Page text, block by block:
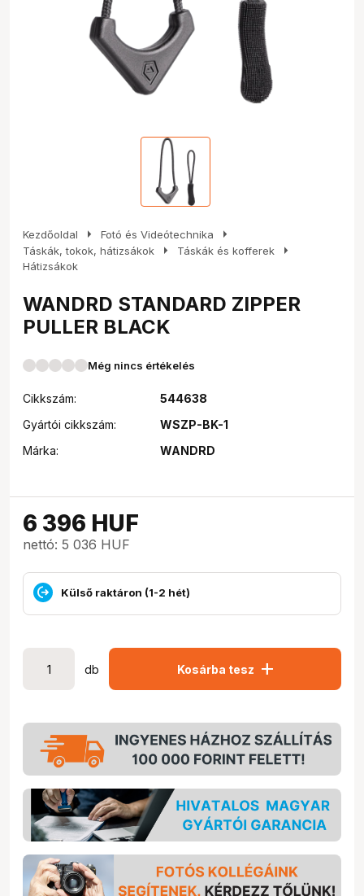
Kezdőoldal arrow_right Fotó és Videótechnika arrow_right
Táskák, tokok, hátizsákok arrow_right Táskák és kofferek arrow_right
Hátizsákok
WANDRD STANDARD ZIPPER
PULLER BLACK
Még nincs értékelés
Cikkszám:
544638
Gyártói cikkszám:
WSZP-BK-1
Márka:
WANDRD
6 396 HUF
nettó: 5 036 HUF
Külső raktáron (1-2 hét)
db Kosárba tesz add